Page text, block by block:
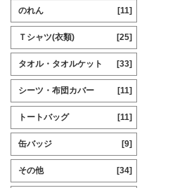
のれん [11]
Ｔシャツ(衣類) [25]
タオル・タオルケット [33]
シーツ・布団カバー [11]
トートバッグ [11]
缶バッジ [9]
その他 [34]